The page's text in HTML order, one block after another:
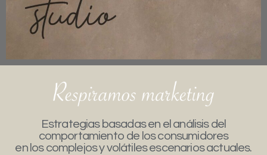
Estrategias basadas en el análisis del
comportamiento de los consumidores
en los complejos y volátiles escenarios actuales.